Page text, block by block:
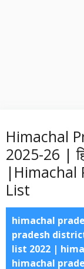
Himachal
2025-26 |
|Himachal
List
himachal
pradesh
list 2022 |
himachal